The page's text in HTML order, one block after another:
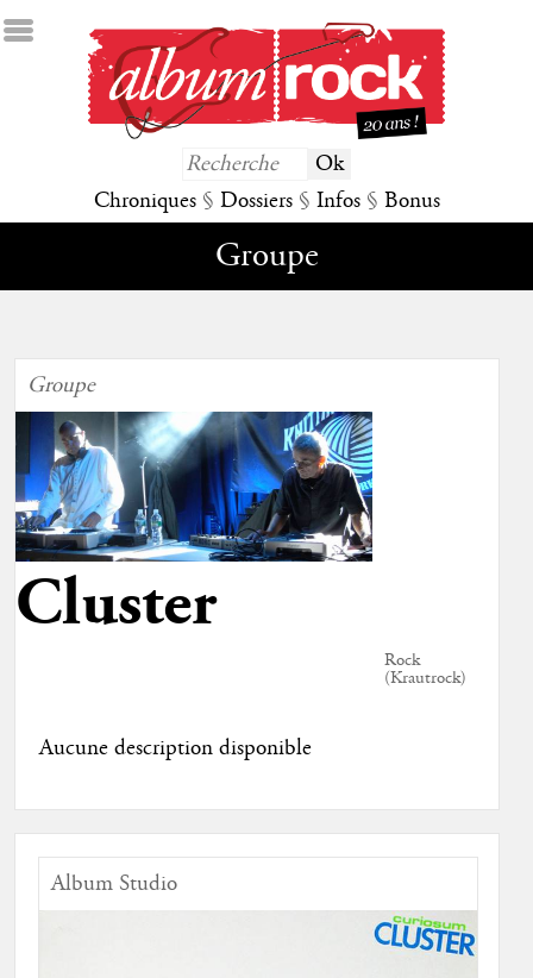
Chroniques § Dossiers § Infos § Bonus
Groupe
Groupe
Cluster
Rock
(Krautrock)
Aucune description disponible
Album Studio